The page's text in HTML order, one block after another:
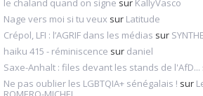
le chaland quand on signe sur KallyVasco
Nage vers moi si tu veux sur Latitude
Crépol, LFI : l’AGRIF dans les médias sur
haiku 415 - réminiscence sur daniel
Saxe-Anhalt : files devant les stands de l'AfD...
Ne pas oublier les LGBTQIA+ sénégalais ! sur